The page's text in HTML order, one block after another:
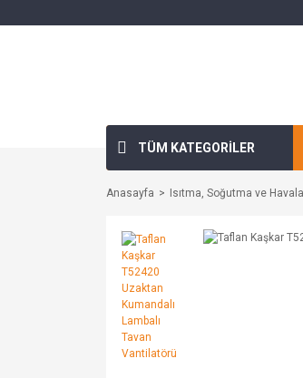
TÜM KATEGORİLER
Anasayfa Isıtma, Soğutma ve